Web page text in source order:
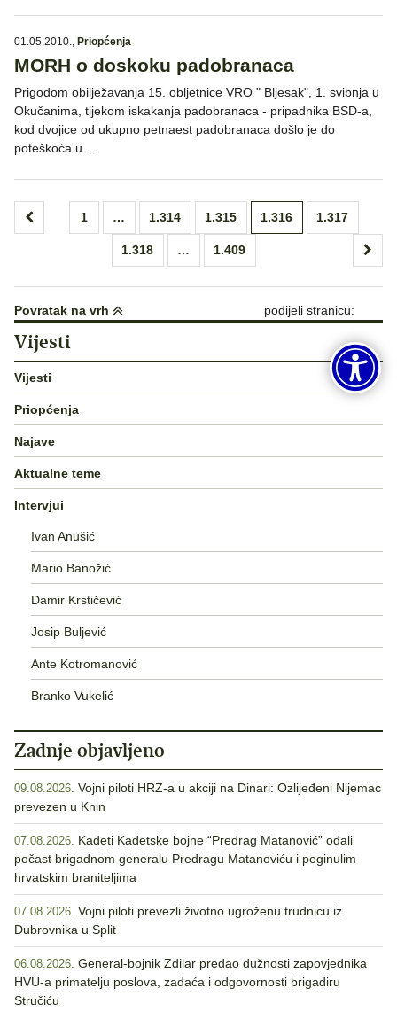
01.05.2010., Priopćenja
MORH o doskoku padobranaca
Prigodom obilježavanja 15. obljetnice VRO " Bljesak", 1. svibnja u
Okučanima, tijekom iskakanja padobranaca - pripadnika BSD-a,
kod dvojice od ukupno petnaest padobranaca došlo je do
poteškoća u …
Brojevi
1 … 1.314 1.315 1.316 1.317
1.318 … 1.409
Povratak na vrh podijeli stranicu:
Vijesti
Vijesti
Priopćenja
Najave
Aktualne teme
Intervjui
Ivan Anušić
Mario Banožić
Damir Krstičević
Josip Buljević
Ante Kotromanović
Branko Vukelić
Zadnje objavljeno
09.08.2026. Vojni piloti HRZ-a u akciji na Dinari: Ozlijeđeni Nijemac
prevezen u Knin
07.08.2026. Kadeti Kadetske bojne “Predrag Matanović” odali
počast brigadnom generalu Predragu Matanoviću i poginulim
hrvatskim braniteljima
07.08.2026. Vojni piloti prevezli životno ugroženu trudnicu iz
Dubrovnika u Split
06.08.2026. General-bojnik Zdilar predao dužnosti zapovjednika
HVU-a primatelju poslova, zadaća i odgovornosti brigadiru
Stručiću